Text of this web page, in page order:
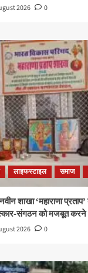
2026 0
लाइफस्टाइल समाज
शाखा ‘महाराणा
संगठन को मजबूत करने
2026 0